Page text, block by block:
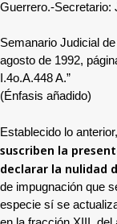
Guerrero.-Secretario:
Semanario Judicial
agosto de 1992,
I.4o.A.448 A.”
(Énfasis añadido)
Establecido lo
suscriben la
declarar la nulidad
de impugnación que
especie sí se